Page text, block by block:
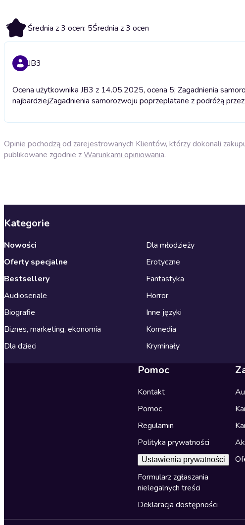
5 Średnia z 3 ocen: 5Średnia z 3 ocen
JB3
Ocena użytkownika JB3 z 14.05.2025, ocena 5; Zagadnienia
najbardziejZagadnienia samorozwoju poprzeplatane z podróżą
Opinie pochodzą od zarejestrowanych Klientów, którzy dokonali
publikowane zgodnie zWarunkami opiniowania.
Kategorie
Nowości
Oferty specjalne
Bestsellery
Audioseriale
Biografie
Biznes, marketing, ekonomia
Dla dzieci
Dla młodzieży
Erotyczne
Fantastyka
Horror
Inne języki
Komedia
Kryminały
Pomoc
Kontakt
Pomoc
Regulamin
Polityka prywatności
Ustawienia prywatności
Formularz zgłaszania
nielegalnych treści
Deklaracja dostępności